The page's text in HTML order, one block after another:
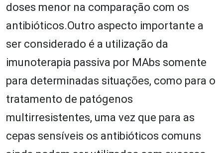
doses menor na comparação com os
antibióticos.Outro aspecto importante a
ser considerado é a utilização da
imunoterapia passiva por MAbs somente
para determinadas situações, como para o
tratamento de patógenos
multirresistentes, uma vez que para as
cepas sensíveis os antibióticos comuns